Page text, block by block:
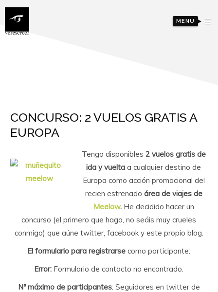
MENU
CONCURSO: 2 VUELOS GRATIS A
EUROPA
Tengo disponibles 2 vuelos gratis de
ida y vuelta a cualquier destino de
Europa como acción promocional del
recien estrenado área de viajes de
Meelow.He decidido hacer un
concurso (el primero que hago, no seáis muy crueles
conmigo) que aúne twitter, facebook y este propio blog.
El formulario para registrarse como participante:
Error: Formulario de contacto no encontrado.
Nº máximo de participantes: Seguidores en twitter de